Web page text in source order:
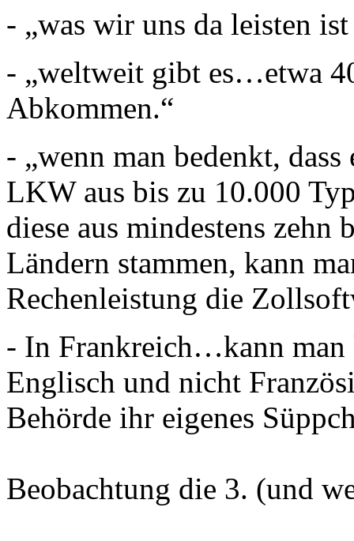
- „was wir uns da leisten
- „weltweit gibt es…etwa
Abkommen.“
- „wenn man bedenkt,
LKW aus bis zu 10.000
diese aus mindestens zehn
Ländern stammen, kann
Rechenleistung die
- In Frankreich…kann man
Englisch und nicht
Behörde ihr eigenes
Beobachtung die 3. (und